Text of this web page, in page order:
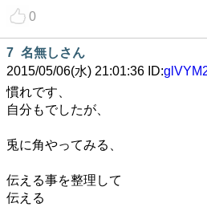
0
7 名無しさん
2015/05/06(水) 21:01:36 ID:
慣れです、
自分もでしたが、
兎に角やってみる、
伝える事を整理して
伝える